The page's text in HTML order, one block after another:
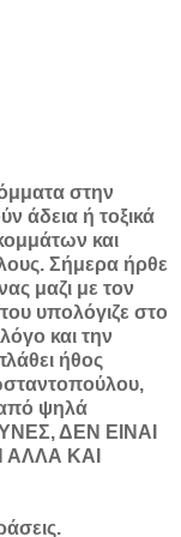
στην
άδεια ή τοξικά
και
Σήμερα ήρθε
μαζι με τον
υπολόγιζε στο
και την
ήθος
ψηλά
ΔΕΝ ΕΙΝΑΙ
ΚΑΙ